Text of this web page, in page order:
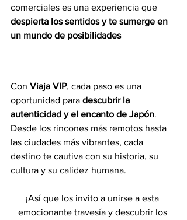
comerciales es una experiencia que
despierta los sentidos y te sumerge en
un mundo de posibilidades
Con Viaja VIP, cada paso es una
oportunidad para descubrir la
autenticidad y el encanto de Japón.
Desde los rincones más remotos hasta
las ciudades más vibrantes, cada
destino te cautiva con su historia, su
cultura y su calidez humana.
¡Así que los invito a unirse a esta
emocionante travesía y descubrir los